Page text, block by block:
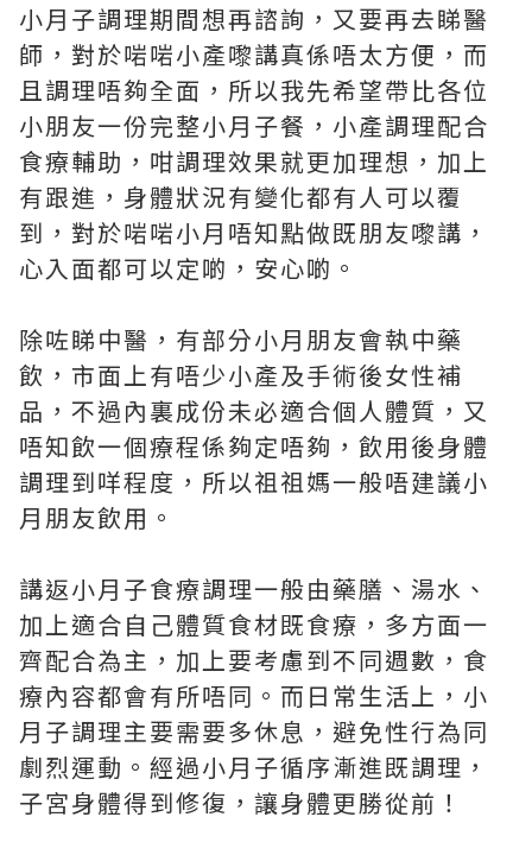
小月子調理期間想再諮詢，又要再去睇醫
師，對於啱啱小產嚟講真係唔太方便，而
且調理唔夠全面，所以我先希望帶比各位
小朋友一份完整小月子餐，小產調理配合
食療輔助，咁調理效果就更加理想，加上
有跟進，身體狀況有變化都有人可以覆
到，對於啱啱小月唔知點做既朋友嚟講，
心入面都可以定啲，安心啲。
除咗睇中醫，有部分小月朋友會執中藥
飲，市面上有唔少小產及手術後女性補
品，不過內裏成份未必適合個人體質，又
唔知飲一個療程係夠定唔夠，飲用後身體
調理到咩程度，所以祖祖媽一般唔建議小
月朋友飲用。
講返小月子食療調理一般由藥膳、湯水、
加上適合自己體質食材既食療，多方面一
齊配合為主，加上要考慮到不同週數，食
療內容都會有所唔同。而日常生活上，小
月子調理主要需要多休息，避免性行為同
劇烈運動。經過小月子循序漸進既調理，
子宮身體得到修復，讓身體更勝從前！